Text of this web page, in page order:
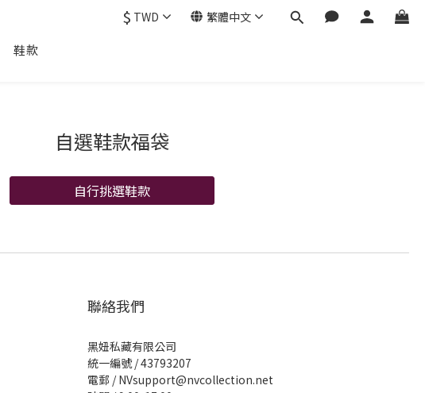
$ TWD 繁體中文
鞋款
自選鞋款福袋
自行挑選鞋款
聯絡我們
黑妞私藏有限公司
統一編號 / 43793207
電郵 / NVsupport@nvcollection.net